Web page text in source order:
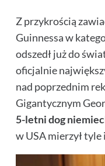
Z przykrością
Guinnessa w
odszedł już do
oficjalnie
nad poprzednim
Gigantycznym
5-letni dog
w USA mierzył tyle